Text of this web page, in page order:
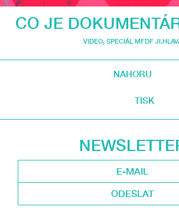
CO JE
VIDEO, SPECIÁL MFDF
NAHORU
TISK
ODESLAT